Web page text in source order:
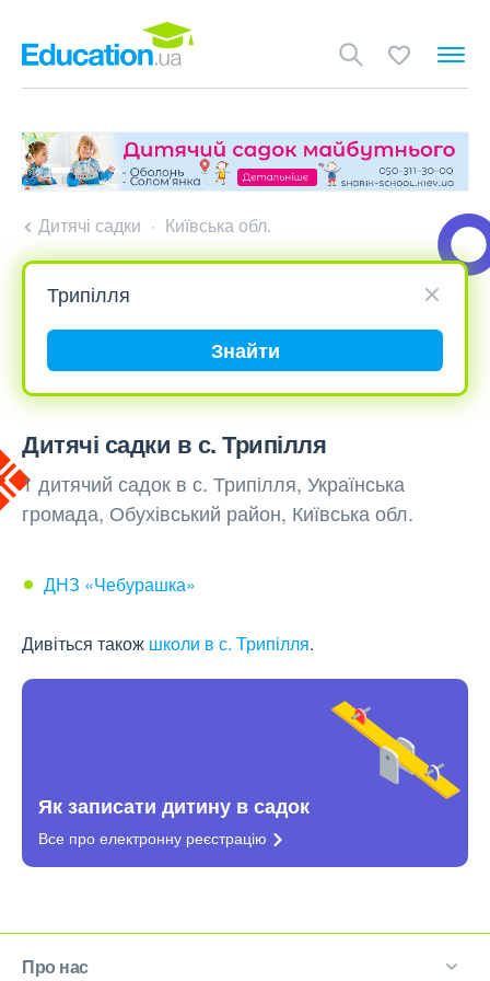
Дитячі садки Київська обл.
Знайти
Дитячі садки в с. Трипілля
1 дитячий садок в с. Трипілля, Українська
громада, Обухівський район, Київська обл.
ДНЗ «Чебурашка»
Дивіться також школи в с. Трипілля.
Як записати дитину в садок
Все про електронну реєстрацію
Про нас